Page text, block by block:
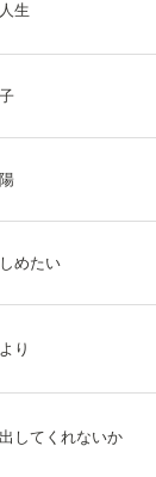
生
めたい
り
してくれないか